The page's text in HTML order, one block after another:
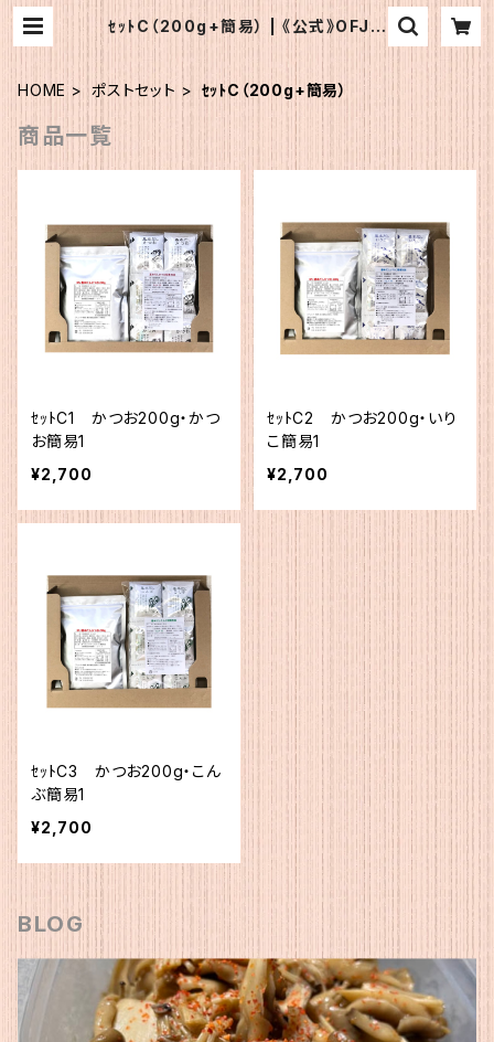
ｾｯﾄC（200g+簡易） | 《公式》OFJシ
HOME ポストセット ｾｯﾄC（200g+簡易）
商品一覧
ｾｯﾄC1 かつお200g・かつ
お簡易1
¥2,700
ｾｯﾄC2 かつお200g・いり
こ簡易1
¥2,700
ｾｯﾄC3 かつお200g・こん
ぶ簡易1
¥2,700
BLOG